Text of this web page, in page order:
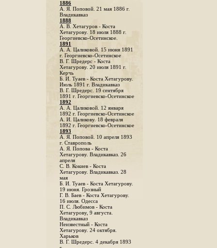
1886
А. Я. Поповой. 21 мая 1886 г.
Владикавказ
1888
A. В. Хетагуров - Коста
Хетагурову. 18 июля 1888 г.
Георгиевско-Осетинское.
1891
А. А. Цаликовой. 15 июня 1891
г. Георгиевско-Осетинское
B. Г. Шредерс - Коста
Хетагурову. 20 июля 1891 г.
Керчь
Б. И. Туаев - Коста Хетагурову.
Июль 1891 г. Владикавказ
В. Г. Шредерс. 19 сентября
1891 г. Георгиевско-Осетинское
1892
А. А. Цаликовой. 12 января
1892 г. Георгиевско-Осетинское
А. И. Цаликову. 18 февраля
1892 г. Георгиевско-Осетинское
1893
А. Я. Поповой. 10 апреля 1893
г. Ставрополь
A. Я. Попова - Коста
Хетагурову. Владикавказ. 26
апреля
С. В. Кокиев - Коста
Хетагурову. Владикавказ. 28
мая
Б. И. Туаев - Коста Хетагурову.
19 июня. Грозный
Г. В. Баев - Коста Хетагурову.
16 июля. Одесса
П. С. Любимов - Коста
Хетагурову, 9 августа.
Владикавказ
Неизвестный - Коста
Хетагурову. 24 октября.
Харьков
B. Г. Шредерс. 4 декабря 1893